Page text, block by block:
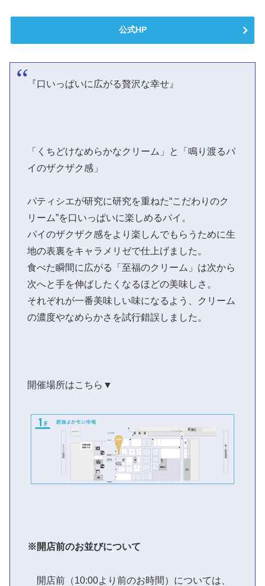
公式HP
『口いっぱいに広がる贅沢な幸せ』
「くちどけなめらかなクリーム」と「鳴り渡るパ
イのザクザク感」
パティシエが研究に研究を重ねた“こだわりのク
リーム”を口いっぱいに楽しめるパイ。
パイのザクザク感をより楽しんでもらうために生
地の表裏をキャラメリゼで仕上げました。
食べた瞬間に広がる「至福のクリーム」は次から
次へと手を伸ばしたくなるほどの美味しさ。
それぞれが一番美味しい味になるよう、クリーム
の濃度やなめらかさを試行錯誤しました。
開催場所はこちら▼
※開店前のお並びについて
開店前（10:00より前のお時間）については、